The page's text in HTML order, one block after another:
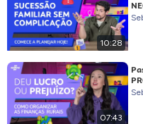
10:28
07:43